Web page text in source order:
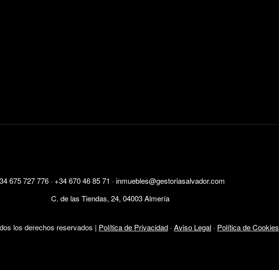
675 727 776 · +34 670 46 85 71 · inmuebles@gestoriasalvador.com
C. de las Tiendas, 24, 04003 Almería
los derechos reservados | Política de Privacidad · Aviso Legal · Política de Cookies